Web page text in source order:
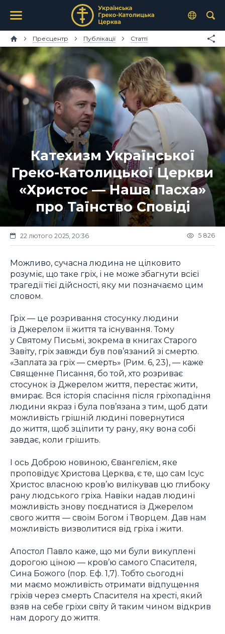
Пресцентр Публікації Статті
Катехизм Української
Греко-Католицької Церкви
«Христос — Наша Пасха»
про Таїнство Сповіді
22 лютого 2025, 20:36 5 826
Можливо, сучасна людина не цілковито
розуміє, що таке гріх, і не може збагнути всієї
трагедії тієї дійсності, яку ми позначаємо цим
словом.
Гріх — це розривання стосунку людини
із Джерелом її життя та існування. Тому
у Святому Письмі, зокрема в книгах Старого
Завіту, гріх завжди був пов’язаний зі смертю.
«Заплата за гріх — смерть» (Рим. 6, 23), — каже
Священне Писання, бо той, хто розриває
стосунок із Джерелом життя, перестає жити,
вмирає. Вся історія спасіння після гріхопадіння
людини якраз і була пов’язана з тим, щоб дати
можливість грішній людині повернутися
до життя, щоб зцілити ту рану, яку вона собі
завдає, коли грішить.
І ось Доброю новиною, Євангелієм, яке
проповідує Христова Церква, є те, що сам Ісус
Христос власною кров’ю вилікував цю глибоку
рану людського гріха. Навіки надав людині
можливість знову поєднатися із Джерелом
свого життя — своїм Богом і Творцем. Дав нам
можливість визволитися від гріха і жити.
Апостол Павло каже, що ми були викуплені
дорогою ціною — кров’ю самого Спасителя,
Сина Божого (пор. Еф. 1,7). Тобто сьогодні
ми маємо можливість отримати відпущення
гріхів через смерть Спасителя на хресті, який
взяв на себе гріхи світу й таким чином відкрив
нам дорогу до життя.